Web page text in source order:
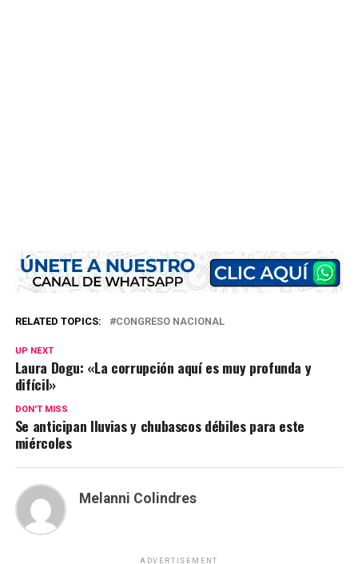
RELATED TOPICS: CONGRESO NACIONAL
UP NEXT
Laura Dogu: «La corrupción aquí es muy profunda y
difícil»
DON'T MISS
Se anticipan lluvias y chubascos débiles para este
miércoles
Melanni Colindres
ADVERTISEMENT